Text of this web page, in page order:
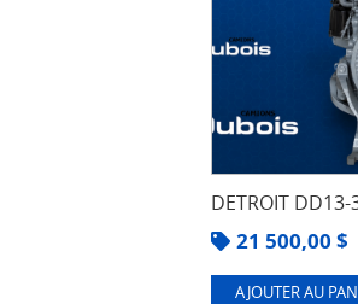
DETROIT DD13-
21 500,00 $
AJOUTER AU